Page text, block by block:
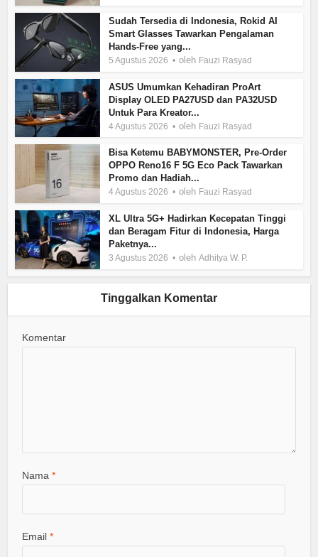
Sudah Tersedia di Indonesia, Rokid AI
Smart Glasses Tawarkan Pengalaman
Hands-Free yang...
5 Agustus 2026 oleh Fauzi Rasyad
ASUS Umumkan Kehadiran ProArt
Display OLED PA27USD dan PA32USD
Untuk Para Kreator...
4 Agustus 2026 oleh Fauzi Rasyad
Bisa Ketemu BABYMONSTER, Pre-Order
OPPO Reno16 F 5G Eco Pack Tawarkan
Promo dan Hadiah...
4 Agustus 2026 oleh Fauzi Rasyad
XL Ultra 5G+ Hadirkan Kecepatan Tinggi
dan Beragam Fitur di Indonesia, Harga
Paketnya...
3 Agustus 2026 olehAdhitya W. P.
Tinggalkan Komentar
Komentar
Nama*
Email*